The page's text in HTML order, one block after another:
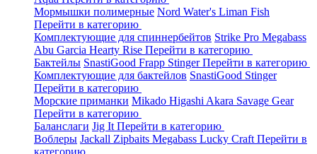
Мормышки полимерные Nord Water's Liman Fish
Перейти в категорию
Комплектующие для спиннербейтов Strike Pro Megabass
Abu Garcia Hearty Rise Перейти в категорию
Бактейлы SnastiGood Frapp StingerПерейти в категорию
Комплектующие для бактейлов SnastiGood Stinger
Перейти в категорию
Морские приманки Mikado Higashi Akara Savage Gear
Перейти в категорию
Баланслаги Jig It Перейти в категорию
Воблеры Jackall Zipbaits Megabass Lucky Craft Перейти в
категорию